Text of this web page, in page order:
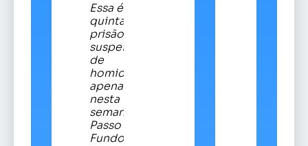
Essa é a
quinta
prisão de
suspeitos
de
homicídios
apenas
nesta
semana em
Passo
Fundo